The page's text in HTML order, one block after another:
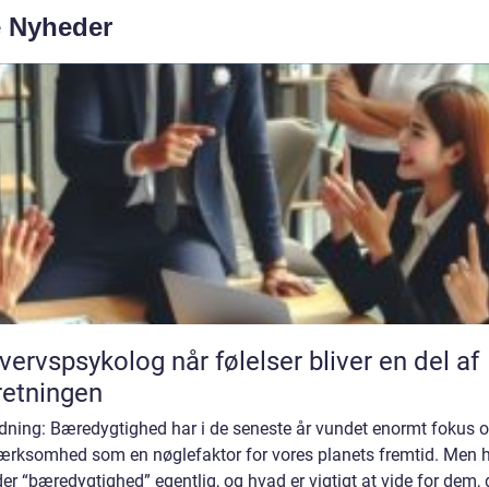
Nyheder
når følelser bliver en del af
Bæredygtighed har i de seneste år vundet enormt fokus
som en nøglefaktor for vores planets fremtid. Men
“bæredygtighed” egentlig, og hvad er vigtigt at vide for dem,